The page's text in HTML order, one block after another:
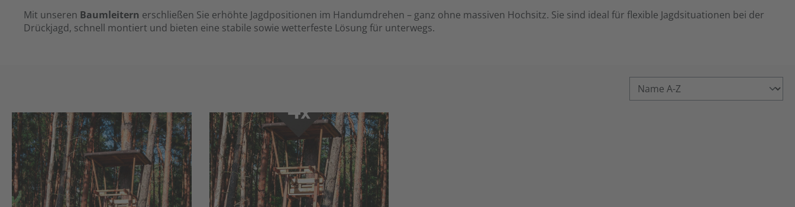
Mit unseren Baumleitern erschließen Sie erhöhte Jagdpositionen im Handumdrehen – ganz ohne massiven Hochsitz. Sie sind ideal für flexible Jagdsituationen bei der
Drückjagd, schnell montiert und bieten eine stabile sowie wetterfeste Lösung für unterwegs.